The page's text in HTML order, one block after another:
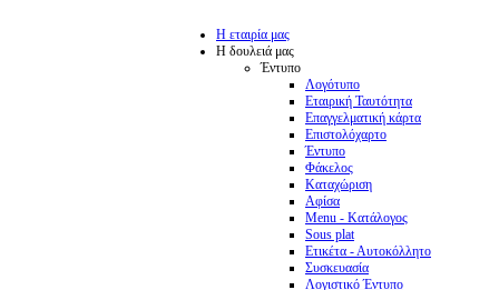
Η εταιρία μας
Η δουλειά μας
Έντυπο
Λογότυπο
Εταιρική Ταυτότητα
Επαγγελματική κάρτα
Επιστολόχαρτο
Έντυπο
Φάκελος
Καταχώριση
Αφίσα
Menu - Κατάλογος
Sous plat
Ετικέτα - Αυτοκόλλητο
Συσκευασία
Λογιστικό Έντυπο